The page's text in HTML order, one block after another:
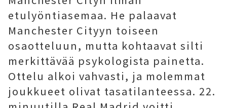
etulyöntiasemaa. He palaavat
Manchester Cityyn toiseen
osaotteluun, mutta kohtaavat silti
merkittävää psykologista painetta.
Ottelu alkoi vahvasti, ja molemmat
joukkueet olivat tasatilanteessa. 22.